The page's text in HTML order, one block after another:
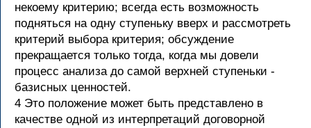
некоему критерию; всегда есть возможность
подняться на одну ступеньку вверх и рассмотреть
критерий выбора критерия; обсуждение
прекращается только тогда, когда мы довели
процесс анализа до самой верхней ступеньки -
базисных ценностей.
4 Это положение может быть представлено в
качестве одной из интерпретаций договорной